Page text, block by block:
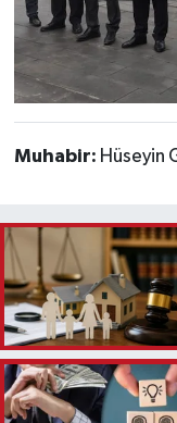
Muhabir: Hüseyin